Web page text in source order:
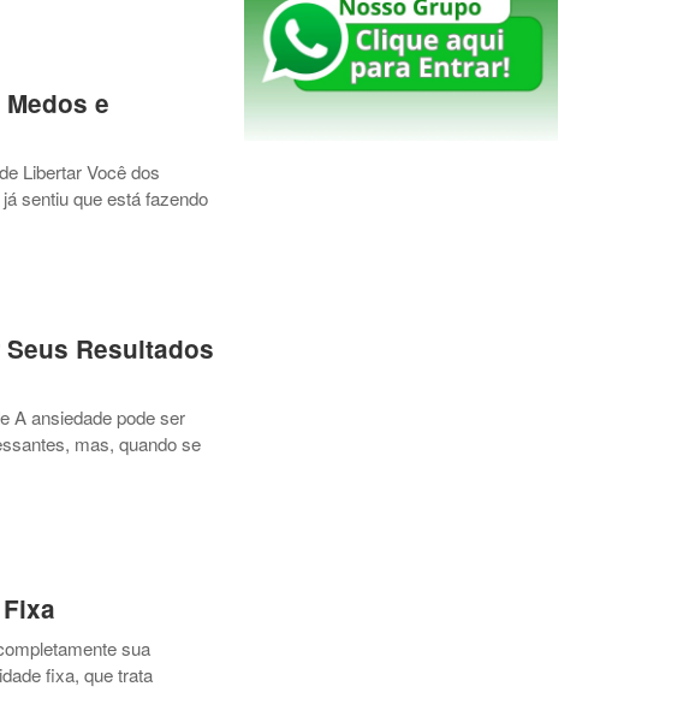
e
Libertar Você dos
sentiu que está fazendo
Resultados
A ansiedade pode ser
mas, quando se
sua
fixa, que trata